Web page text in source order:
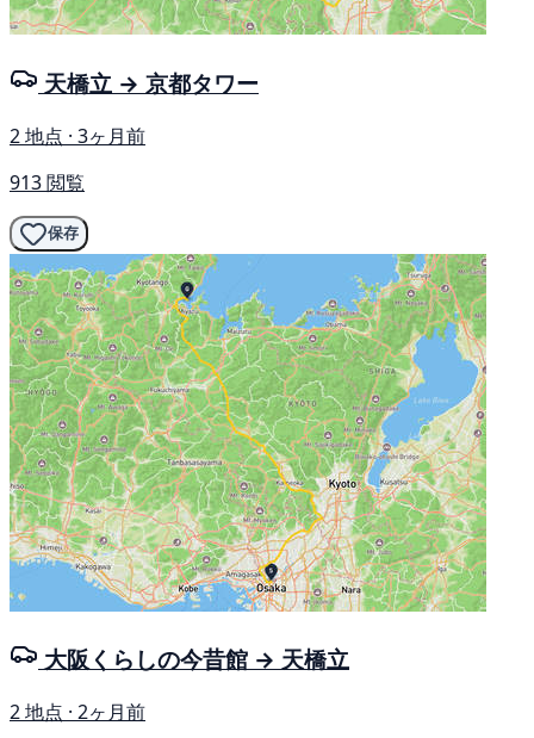
天橋立 → 京都タワー
2 地点 · 3ヶ月前
913 閲覧
保存
大阪くらしの今昔館 → 天橋立
2 地点 · 2ヶ月前